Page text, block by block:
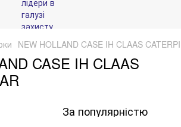
NEW HOLLAND CASE IH CLAAS
CASE IH CLAAS
За популярністю